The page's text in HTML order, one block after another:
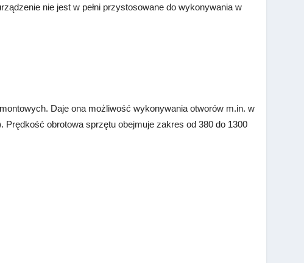
nie jest w pełni przystosowane do wykonywania w
Daje ona możliwość wykonywania otworów m.in. w
obrotowa sprzętu obejmuje zakres od 380 do 1300